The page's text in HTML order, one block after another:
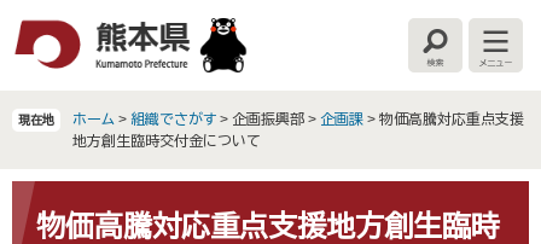
検
索
メ
ニ
ー
現在地 ホーム > 組織でさがす > 企画振興部 > 企画課 > 物価高騰対応重点支援
地方創生臨時交付金について
文 物価高騰対応重点支援地方創生臨時